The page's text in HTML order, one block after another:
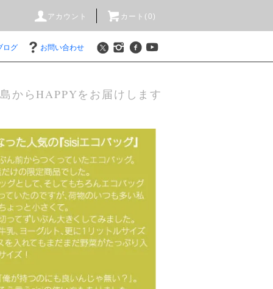
アカウント カート(0)
ログ お問い合わせ
からHAPPYをお届けします